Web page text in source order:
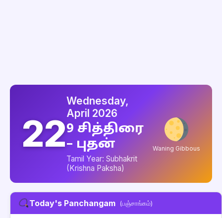
22
Wednesday,
April 2026
9 சித்திரை
– புதன்
Tamil Year: Subhakrit
(Krishna Paksha)
Waning Gibbous
Today's Panchangam (பஞ்சாங்கம்)